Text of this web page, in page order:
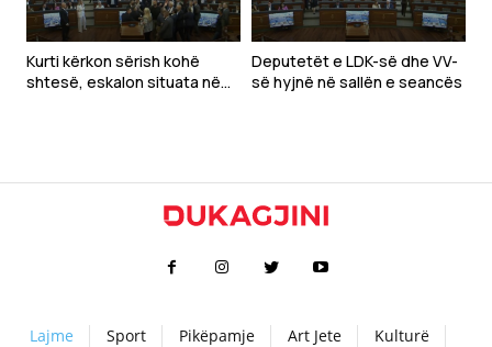
Kurti kërkon sërish kohë
shtesë, eskalon situata në
Deputetët e LDK-së dhe VV-
së hyjnë në sallën e seancës
Lajme Sport Pikëpamje Art Jete Kulturë